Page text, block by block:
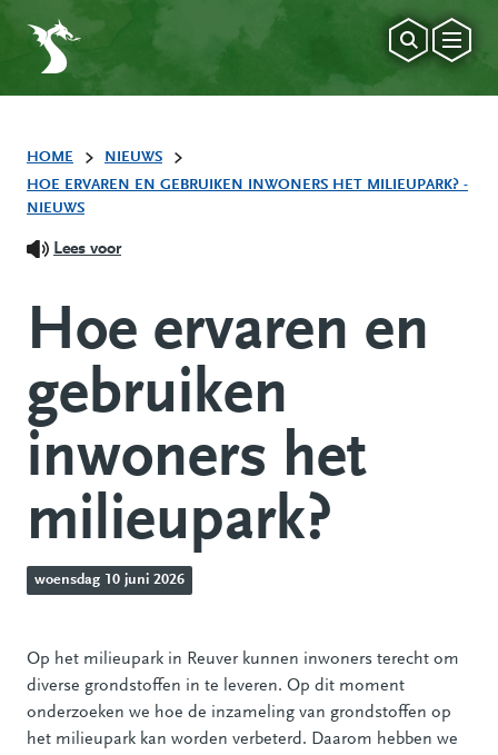
HOME
NIEUWS
HOE ERVAREN EN GEBRUIKEN INWONERS HET MILIEUPARK? -
NIEUWS
Lees voor
Hoe ervaren en
gebruiken
inwoners het
milieupark?
woensdag 10 juni 2026
Op het milieupark in Reuver kunnen inwoners terecht om
diverse grondstoffen in te leveren. Op dit moment
onderzoeken we hoe de inzameling van grondstoffen op
het milieupark kan worden verbeterd. Daarom hebben we